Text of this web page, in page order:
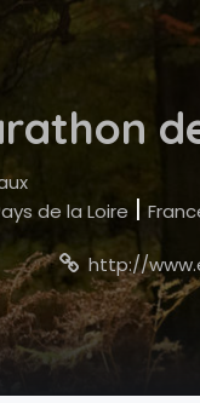
de la Loire |
http://